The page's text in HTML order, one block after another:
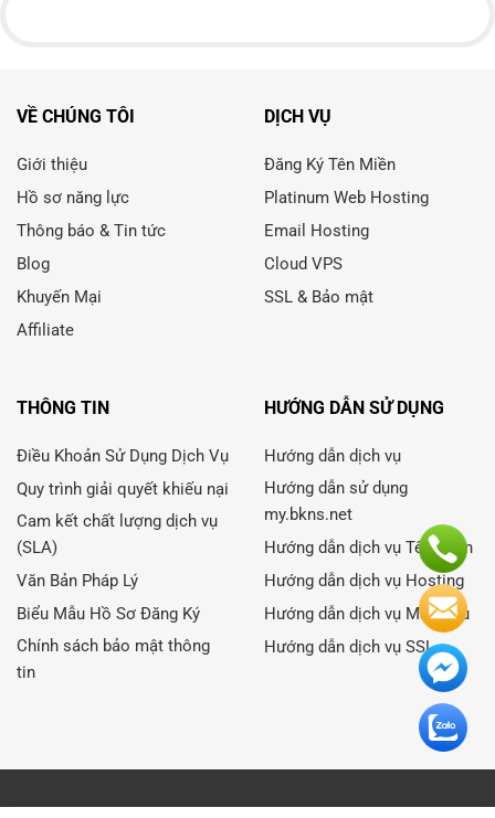
VỀ CHÚNG TÔI
Giới thiệu
Hồ sơ năng lực
Thông báo & Tin tức
Blog
Khuyến Mại
Affiliate
DỊCH VỤ
Đăng Ký Tên Miền
Platinum Web Hosting
Email Hosting
Cloud VPS
SSL & Bảo mật
THÔNG TIN
Điều Khoản Sử Dụng Dịch Vụ
Quy trình giải quyết khiếu nại
Cam kết chất lượng dịch vụ
(SLA)
Văn Bản Pháp Lý
Biểu Mẫu Hồ Sơ Đăng Ký
Chính sách bảo mật thông
tin
HƯỚNG DẪN SỬ DỤNG
Hướng dẫn dịch vụ
Hướng dẫn sử dụng
my.bkns.net
Hướng dẫn dịch vụ Tên Miền
Hướng dẫn dịch vụ Hosting
Hướng dẫn dịch vụ Máy Chủ
Hướng dẫn dịch vụ SSL